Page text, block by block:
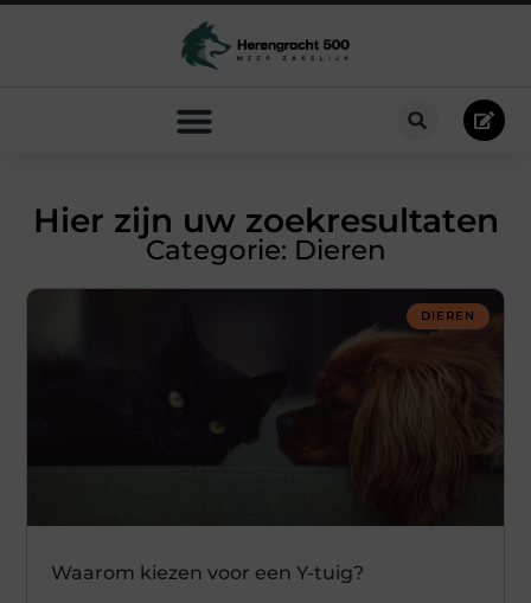
Hier zijn uw zoekresultaten
Categorie: Dieren
DIEREN
Waarom kiezen voor een Y-tuig?